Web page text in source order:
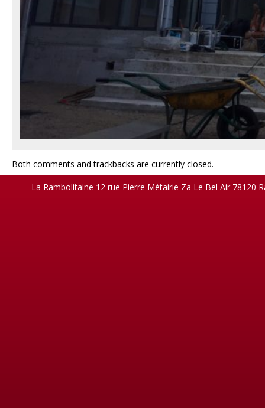
Both comments and trackbacks are currently closed.
La Rambolitaine 12 rue Pierre Métairie Za Le Bel Air